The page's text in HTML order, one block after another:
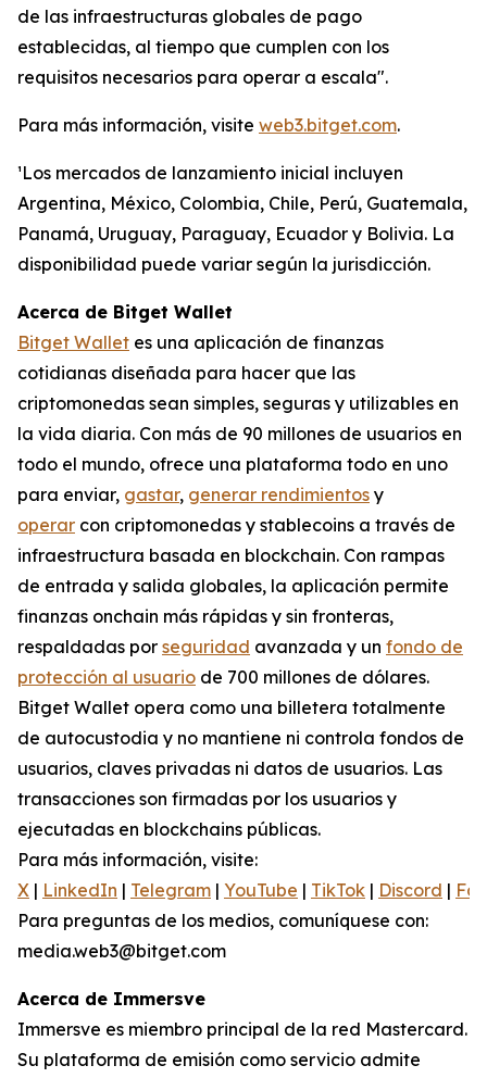
de las infraestructuras globales de pago
establecidas, al tiempo que cumplen con los
requisitos necesarios para operar a escala".
Para más información, visite web3.bitget.com.
¹Los mercados de lanzamiento inicial incluyen
Argentina, México, Colombia, Chile, Perú, Guatemala,
Panamá, Uruguay, Paraguay, Ecuador y Bolivia. La
disponibilidad puede variar según la jurisdicción.
Acerca de Bitget Wallet
Bitget Wallet es una aplicación de finanzas
cotidianas diseñada para hacer que las
criptomonedas sean simples, seguras y utilizables en
la vida diaria. Con más de 90 millones de usuarios en
todo el mundo, ofrece una plataforma todo en uno
para enviar, gastar, generar rendimientos y
operar con criptomonedas y stablecoins a través de
infraestructura basada en blockchain. Con rampas
de entrada y salida globales, la aplicación permite
finanzas onchain más rápidas y sin fronteras,
respaldadas por seguridad avanzada y un fondo de
protección al usuario de 700 millones de dólares.
Bitget Wallet opera como una billetera totalmente
de autocustodia y no mantiene ni controla fondos de
usuarios, claves privadas ni datos de usuarios. Las
transacciones son firmadas por los usuarios y
ejecutadas en blockchains públicas.
Para más información, visite:
X | LinkedIn | Telegram | YouTube | TikTok | Discord |
Para preguntas de los medios, comuníquese con:
media.web3@bitget.com
Acerca de Immersve
Immersve es miembro principal de la red Mastercard.
Su plataforma de emisión como servicio admite